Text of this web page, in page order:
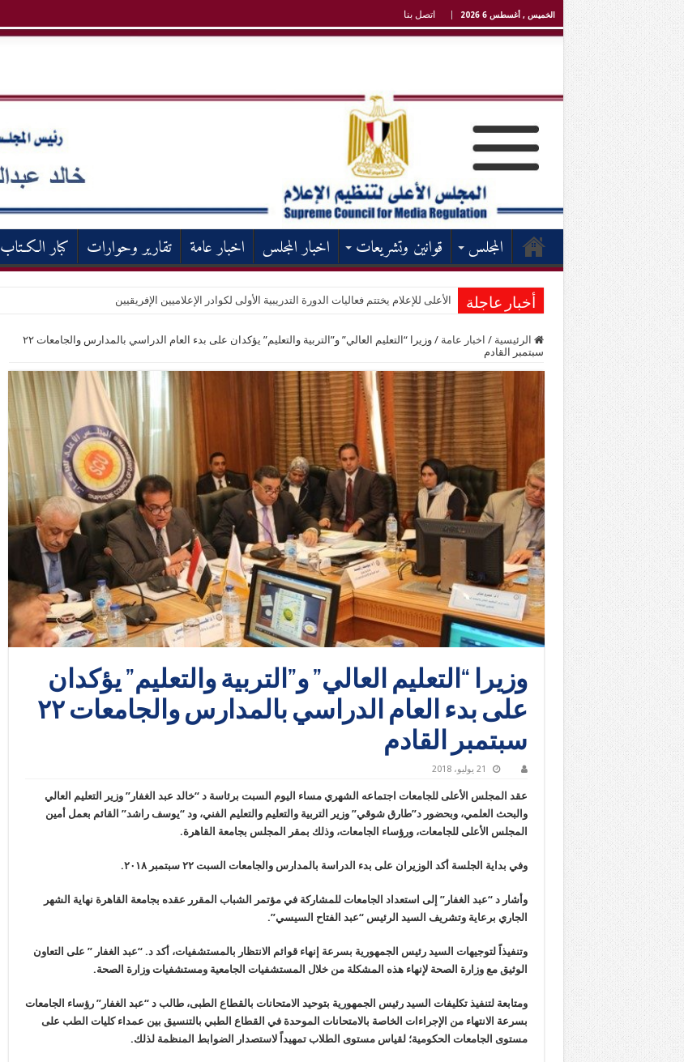
الخميس , أغسطس 6 2026 اتصل بنا
المجلس قوانين وتشريعات اخبار المجلس اخبار عامة تقارير وحوارات كبار الكـتاب
أخبار عاجلة الأعلى للإعلام يختتم فعاليات الدورة التدريبية الأولى لكوادر الإعلاميين الإفريقيين
الرئيسية / اخبار عامة /
وزيرا “التعليم العالي” و”التربية والتعليم” يؤكدان على بدء العام الدراسي بالمدارس والجامعات ٢٢
سبتمبر القادم
وزيرا “التعليم العالي” و”التربية والتعليم” يؤكدان
على بدء العام الدراسي بالمدارس والجامعات ٢٢
سبتمبر القادم
21 يوليو، 2018
عقد المجلس الأعلى للجامعات اجتماعه الشهري مساء اليوم السبت برئاسة د “خالد عبد الغفار” وزير التعليم العالي
والبحث العلمي، وبحضور د”طارق شوقي” وزير التربية والتعليم والتعليم الفني، ود “يوسف راشد” القائم بعمل أمين
المجلس الأعلى للجامعات، ورؤساء الجامعات، وذلك بمقر المجلس بجامعة القاهرة.
وفي بداية الجلسة أكد الوزيران على بدء الدراسة بالمدارس والجامعات السبت ٢٢ سبتمبر ٢٠١٨.
وأشار د “عبد الغفار” إلى استعداد الجامعات للمشاركة في مؤتمر الشباب المقرر عقده بجامعة القاهرة نهاية الشهر
الجاري برعاية وتشريف السيد الرئيس “عبد الفتاح السيسي”.
وتنفيذاً لتوجيهات السيد رئيس الجمهورية بسرعة إنهاء قوائم الانتظار بالمستشفيات، أكد د. “عبد الغفار ” على التعاون
الوثيق مع وزارة الصحة لإنهاء هذه المشكلة من خلال المستشفيات الجامعية ومستشفيات وزارة الصحة.
ومتابعة لتنفيذ تكليفات السيد رئيس الجمهورية بتوحيد الامتحانات بالقطاع الطبى، طالب د “عبد الغفار” رؤساء الجامعات
بسرعة الانتهاء من الإجراءات الخاصة بالامتحانات الموحدة في القطاع الطبي بالتنسيق بين عمداء كليات الطب على
مستوى الجامعات الحكومية؛ لقياس مستوى الطلاب تمهيداً لاستصدار الضوابط المنظمة لذلك.